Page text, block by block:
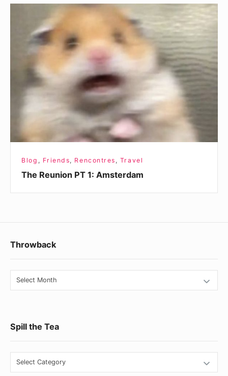
Reunion
Amsterdam
Blog , Friends, Rencontres , Travel
The Reunion PT 1: Amsterdam
Throwback
Throwback
Spill the Tea
Spill
the